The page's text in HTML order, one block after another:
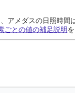
0.0 0.0
0.0 0.0
5.5 1.0
0.0 0.0
0.0 0.0
5.5 1.0
0.0 0.0
0.0 0.0
5.5 1.0
0.0 0.0
0.0 0.0
5.5 1.0
アメダスの日照時間
ごとの値の補足説明